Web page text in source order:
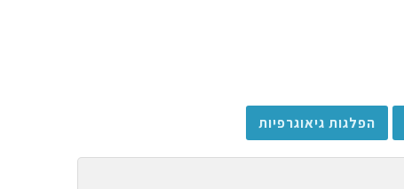
הפלגות גיאוגרפיות